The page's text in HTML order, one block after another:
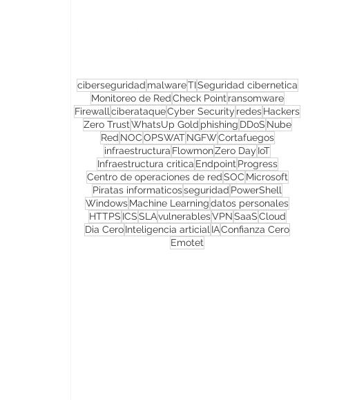
ciberseguridad malwareTISeguridad cibernetica
Monitoreo de RedCheck Point ransomware
Firewall ciberataqueCyber Security redesHackers
Zero TrustWhatsUp Gold phishing DDoS Nube
Red NOCOPSWAT NGFWCortafuegos
infraestructura FlowmonZero Day IoT
Infraestructura critica Endpoint Progress
Centro de operaciones de redSOC Microsoft
Piratas informaticosseguridad PowerShell
WindowsMachine Learningdatos personales
HTTPS ICSSLAvulnerablesVPNSaaSCloud
Dia CeroInteligencia articial IAConfianza Cero
Emotet